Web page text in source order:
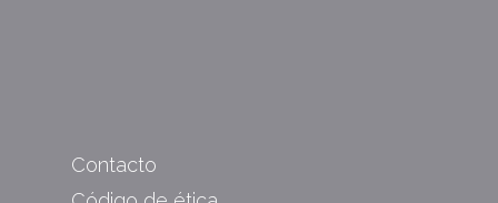
Contacto